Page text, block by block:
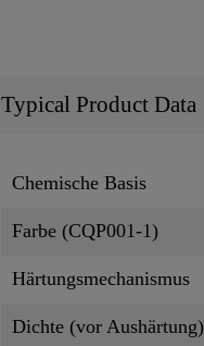
Typical Product Data
Chemische Basis
Farbe (CQP001-1)
Härtungsmechanismus
Dichte (vor Aushärtung)